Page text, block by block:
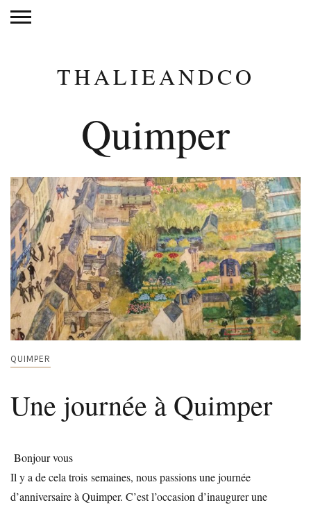
THALIEANDCO
Quimper
QUIMPER
Une journée à Quimper
Bonjour vous
Il y a de cela trois semaines, nous passions une journée
d’anniversaire à Quimper. C’est l’occasion d’inaugurer une